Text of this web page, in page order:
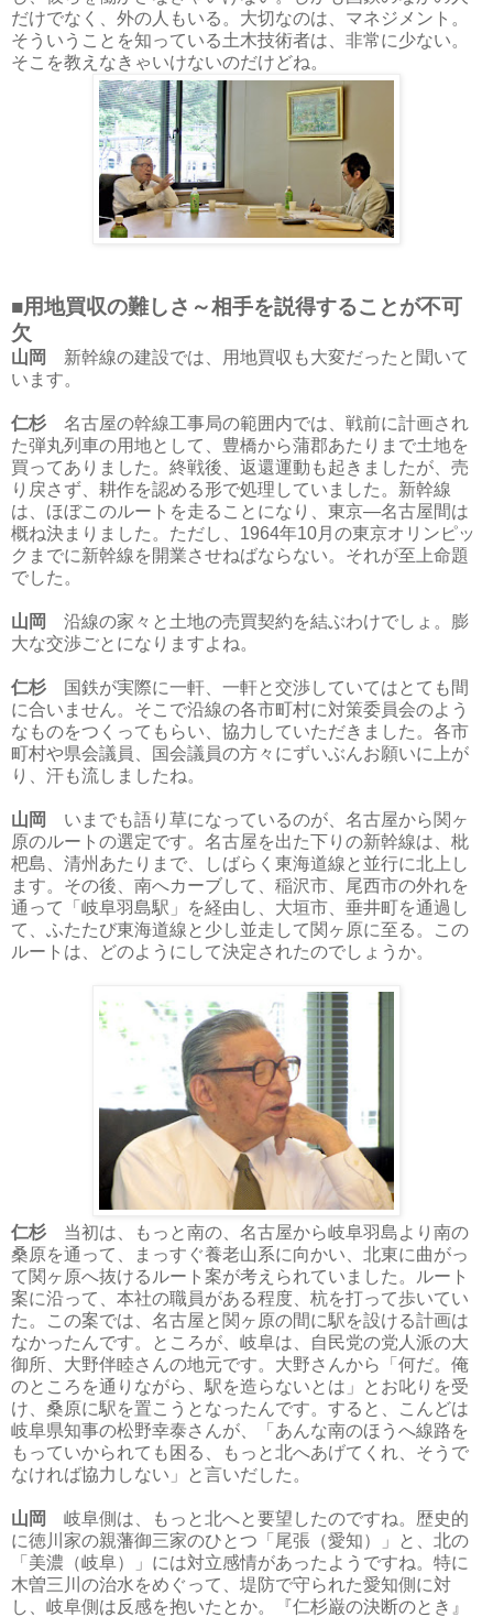
だけでなく、外の人もいる。大切なのは、マネジメント。
そういうことを知っている土木技術者は、非常に少ない。
そこを教えなきゃいけないのだけどね。
■用地買収の難しさ～相手を説得することが不可
欠
山岡
新幹線の建設では、用地買収も大変だったと聞いて
います。
仁杉 名古屋の幹線工事局の範囲内では、戦前に計画され
た弾丸列車の用地として、豊橋から蒲郡あたりまで土地を
買ってありました。終戦後、返還運動も起きましたが、売
り戻さず、耕作を認める形で処理していました。新幹線
は、ほぼこのルートを走ることになり、東京―名古屋間は
概ね決まりました。ただし、1964年10月の東京オリンピッ
クまでに新幹線を開業させねばならない。それが至上命題
でした。
山岡
沿線の家々と土地の売買契約を結ぶわけでしょ。膨
大な交渉ごとになりますよね。
仁杉 国鉄が実際に一軒、一軒と交渉していてはとても間
に合いません。そこで沿線の各市町村に対策委員会のよう
なものをつくってもらい、協力していただきました。各市
町村や県会議員、国会議員の方々にずいぶんお願いに上が
り、汗も流しましたね。
山岡
いまでも語り草になっているのが、名古屋から関ヶ
原のルートの選定です。名古屋を出た下りの新幹線は、枇
杷島、清州あたりまで、しばらく東海道線と並行に北上し
ます。その後、南へカーブして、稲沢市、尾西市の外れを
通って「岐阜羽島駅」を経由し、大垣市、垂井町を通過し
て、ふたたび東海道線と少し並走して関ヶ原に至る。この
ルートは、どのようにして決定されたのでしょうか。
仁杉 当初は、もっと南の、名古屋から岐阜羽島より南の
桑原を通って、まっすぐ養老山系に向かい、北東に曲がっ
て関ヶ原へ抜けるルート案が考えられていました。ルート
案に沿って、本社の職員がある程度、杭を打って歩いてい
た。この案では、名古屋と関ヶ原の間に駅を設ける計画は
なかったんです。ところが、岐阜は、自民党の党人派の大
御所、大野伴睦さんの地元です。大野さんから「何だ。俺
のところを通りながら、駅を造らないとは」とお叱りを受
け、桑原に駅を置こうとなったんです。すると、こんどは
岐阜県知事の松野幸泰さんが、「あんな南のほうへ線路を
もっていかられても困る、もっと北へあげてくれ、そうで
なければ協力しない」と言いだした。
山岡
岐阜側は、もっと北へと要望したのですね。歴史的
に徳川家の親藩御三家のひとつ「尾張（愛知）」と、北の
「美濃（岐阜）」には対立感情があったようですね。特に
木曽三川の治水をめぐって、堤防で守られた愛知側に対
し、岐阜側は反感を抱いたとか。『仁杉巌の決断のとき』